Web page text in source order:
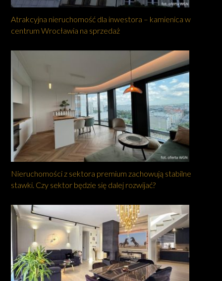
Atrakcyjna nieruchomość dla inwestora – kamienica w
centrum Wrocławia na sprzedaż
Nieruchomości z sektora premium zachowują stabilne
stawki. Czy sektor będzie się dalej rozwijać?